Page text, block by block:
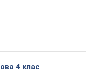
4 клас